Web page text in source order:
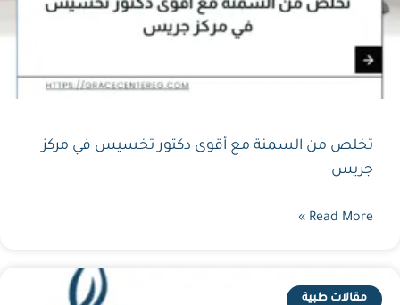
تخلص من السمنة مع أقوى دكتور تخسيس في مركز
جريس
Read More »
مقالات طبية